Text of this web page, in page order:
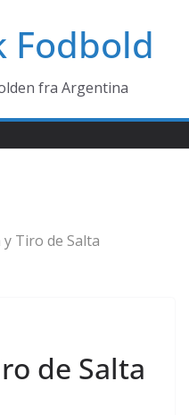
Fodbold
fra Argentina
y Tiro de Salta
de Salta